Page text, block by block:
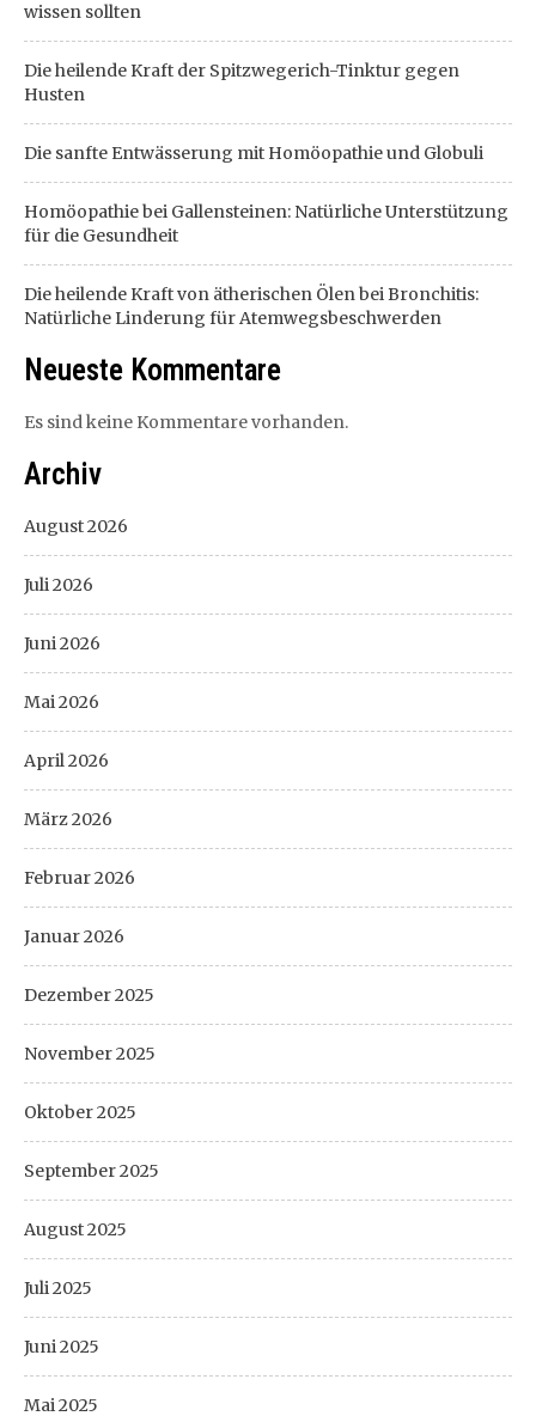
wissen sollten
Die heilende Kraft der Spitzwegerich-Tinktur gegen
Husten
Die sanfte Entwässerung mit Homöopathie und Globuli
Homöopathie bei Gallensteinen: Natürliche Unterstützung
für die Gesundheit
Die heilende Kraft von ätherischen Ölen bei Bronchitis:
Natürliche Linderung für Atemwegsbeschwerden
Neueste Kommentare
Es sind keine Kommentare vorhanden.
Archiv
August 2026
Juli 2026
Juni 2026
Mai 2026
April 2026
März 2026
Februar 2026
Januar 2026
Dezember 2025
November 2025
Oktober 2025
September 2025
August 2025
Juli 2025
Juni 2025
Mai 2025